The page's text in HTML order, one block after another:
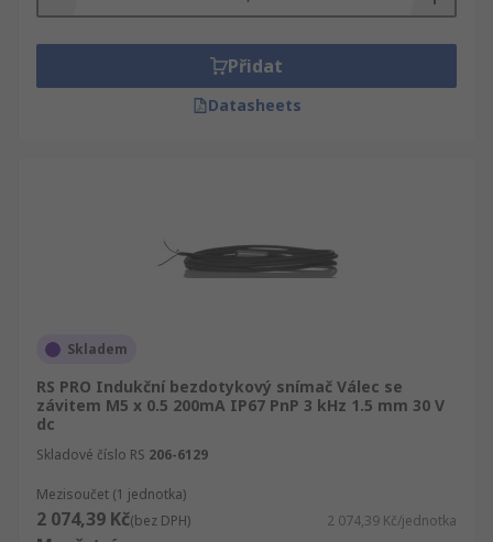
Přidat
Datasheets
Skladem
RS PRO Indukční bezdotykový snímač Válec se
závitem M5 x 0.5 200mA IP67 PnP 3 kHz 1.5 mm 30 V
dc
Skladové číslo RS 206-6129
Mezisoučet (1 jednotka)
2 074,39 Kč(bez DPH) 2 074,39 Kč/jednotka